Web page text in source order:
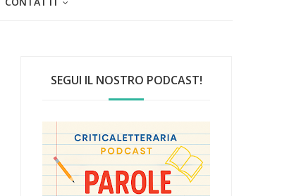
SEGUI IL NOSTRO PODCAST!